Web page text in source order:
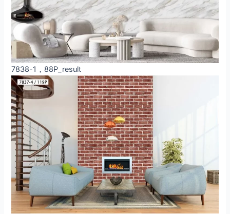
7838-1，88P_result